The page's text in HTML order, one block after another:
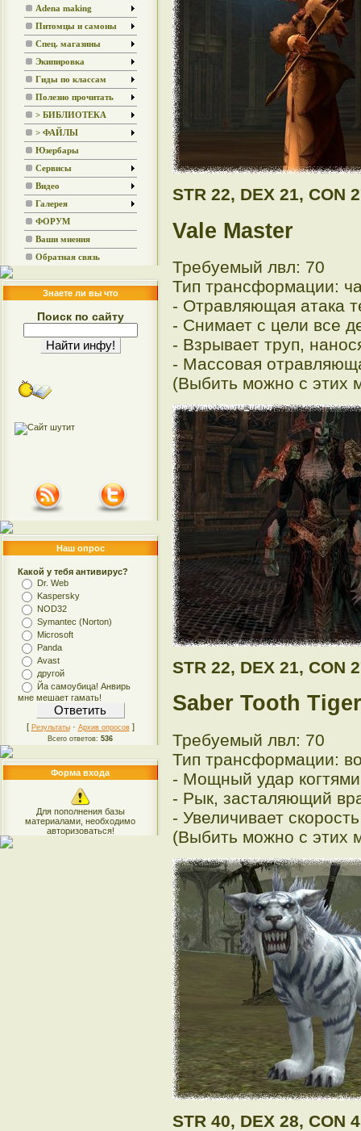
Adena making
Питомцы и самоны
Спец. магазины
Экипировка
Гиды по классам
Полезно прочитать
> БИБЛИОТЕКА
> ФАЙЛЫ
Юзербары
Сервисы
Видео
Галерея
ФОРУМ
Ваши мнения
Обратная связь
Знаете ли вы что
Поиск по сайту
Наш опрос
Какой у тебя антивирус?
Dr. Web
Kaspersky
NOD32
Symantec (Norton)
Microsoft
Panda
Avast
другой
Йа самоубица! Анвирь
мне мешает гамать!
[ Результаты· Архив опросов]
Всего ответов: 536
Форма входа
Для пополнения базы
материалами, необходимо
авторизоваться!
STR 22, DEX 21, CON
Vale Master
Требуемый лвл: 70
Тип трансформации:
- Отравляющая атака
- Снимает с цели все
- Взрывает труп,
- Массовая
(Выбить можно с этих
STR 22, DEX 21, CON
Saber Tooth Tiger
Требуемый лвл: 70
Тип трансформации:
- Мощный удар
- Рык, засталяющий
- Увеличивает
(Выбить можно с этих
STR 40, DEX 28, CON